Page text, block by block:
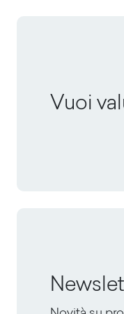
Vuoi